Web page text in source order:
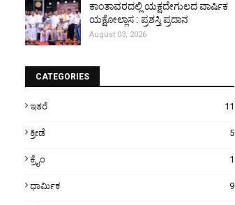
ಕಾಂತಾವರದಲ್ಲಿ ಯಕ್ಷದೇಗುಲದ ವಾರ್ಷಿಕ
ಯಕ್ಷೋಲ್ಲಾಸ : ಪ್ರಶಸ್ತಿ ಪ್ರದಾನ
August 03, 2026
CATEGORIES
ಇತರೆ 11
ಕ್ರೀಡೆ 5
ಕ್ರೈಂ 1
ಧಾರ್ಮಿಕ 9